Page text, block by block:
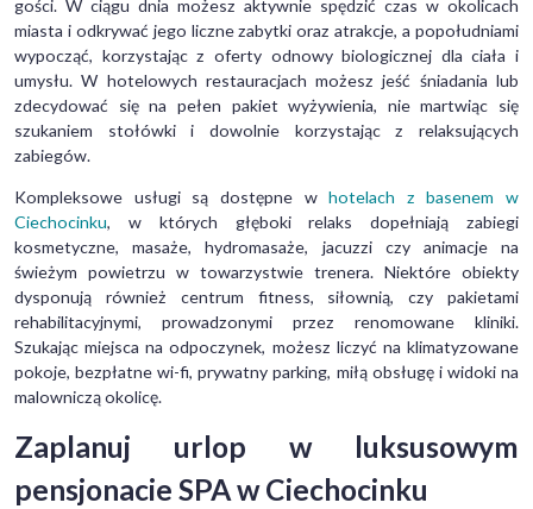
gości. W ciągu dnia możesz aktywnie spędzić czas w okolicach
miasta i odkrywać jego liczne zabytki oraz atrakcje, a popołudniami
wypocząć, korzystając z oferty odnowy biologicznej dla ciała i
umysłu. W hotelowych restauracjach możesz jeść śniadania lub
zdecydować się na pełen pakiet wyżywienia, nie martwiąc się
szukaniem stołówki i dowolnie korzystając z relaksujących
zabiegów.
Kompleksowe usługi są dostępne whotelach z basenem w
Ciechocinku, w których głęboki relaks dopełniają zabiegi
kosmetyczne, masaże, hydromasaże, jacuzzi czy animacje na
świeżym powietrzu w towarzystwie trenera. Niektóre obiekty
dysponują również centrum fitness, siłownią, czy pakietami
rehabilitacyjnymi, prowadzonymi przez renomowane kliniki.
Szukając miejsca na odpoczynek, możesz liczyć na klimatyzowane
pokoje, bezpłatne wi-fi, prywatny parking, miłą obsługę i widoki na
malowniczą okolicę.
Zaplanuj urlop w luksusowym
pensjonacie SPA w Ciechocinku